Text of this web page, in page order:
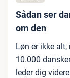
Sådan ser
om den
Løn er ikke
10.000
leder dig